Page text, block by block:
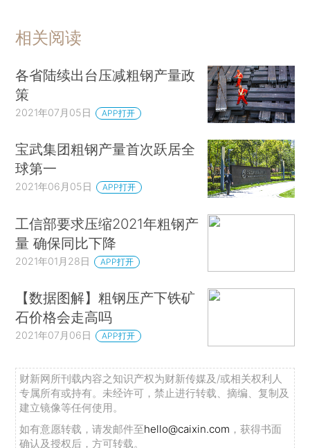
相关阅读
各省陆续出台压减粗钢产量政
策
2021年07月05日 APP打开
宝武集团粗钢产量首次跃居全
球第一
2021年06月05日 APP打开
工信部要求压缩2021年粗钢产
量 确保同比下降
2021年01月28日 APP打开
【数据图解】粗钢压产下铁矿
石价格会走高吗
2021年07月06日 APP打开
财新网所刊载内容之知识产权为财新传媒及/或相关权利人
专属所有或持有。未经许可，禁止进行转载、摘编、复制及
建立镜像等任何使用。
如有意愿转载，请发邮件至hello@caixin.com ，获得书面
确认及授权后，方可转载。